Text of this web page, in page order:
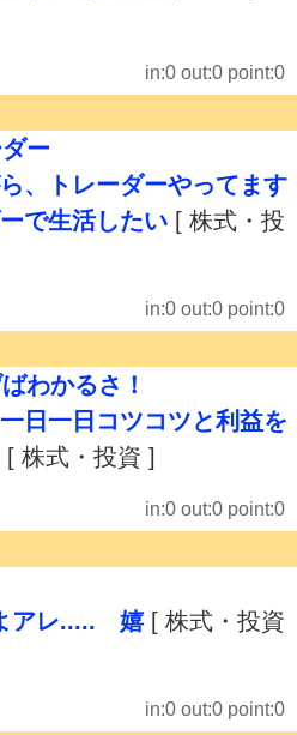
in:0 out:0 point:0
ー
、トレーダーやってます
で生活したい [ 株式・投
in:0 out:0 point:0
わかるさ！
日一日コツコツと利益を
[ 株式・投資 ]
in:0 out:0 point:0
アレ..... 嬉[ 株式・投資
in:0 out:0 point:0